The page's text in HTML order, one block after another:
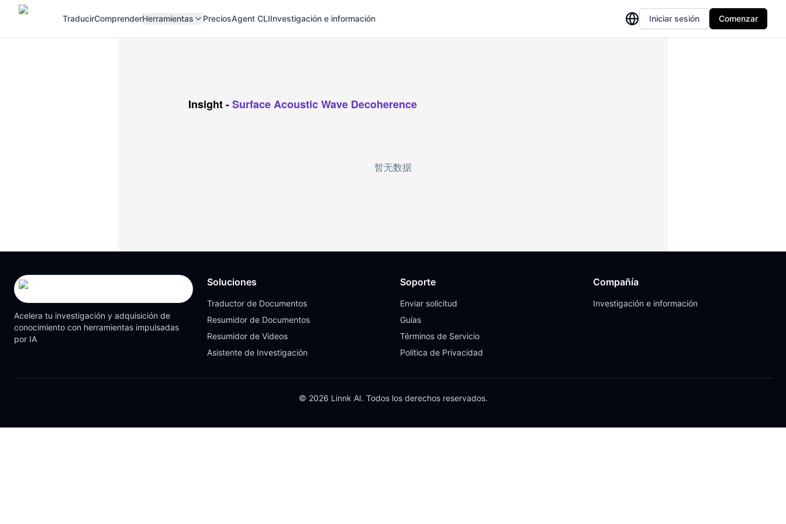
TraducirComprenderHerramientas PreciosAgent CLIInvestigación e información Iniciar sesión Comenzar
Insight-Surface Acoustic Wave Decoherence
暂无数据
Acelera tu investigación y adquisición de
conocimiento con herramientas impulsadas
por IA
Soluciones
Traductor de Documentos
Resumidor de Documentos
Resumidor de Videos
Asistente de Investigación
Soporte
Enviar solicitud
Guías
Términos de Servicio
Política de Privacidad
Compañía
Investigación e información
© 2026 Linnk AI. Todos los derechos reservados.